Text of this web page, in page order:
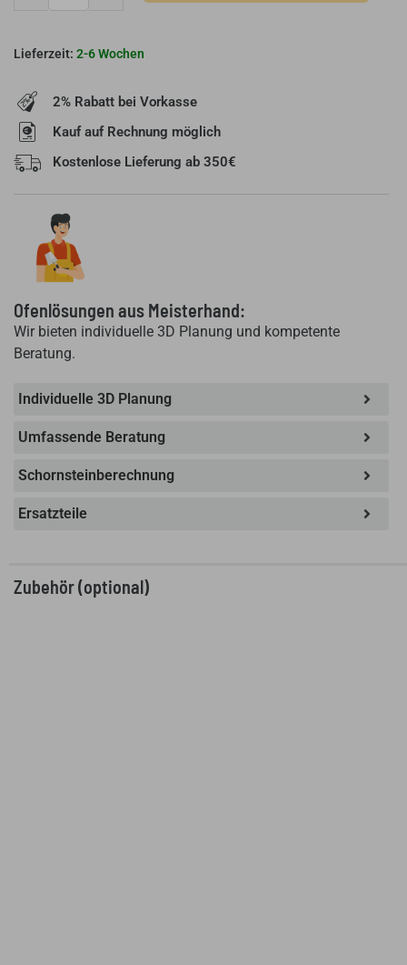
2-6 Wochen
2% Rabatt bei Vorkasse
Kauf auf Rechnung möglich
Kostenlose Lieferung ab 350€
Ofenlösungen aus Meisterhand:
Wir bieten individuelle 3D Planung und kompetente
Beratung.
Individuelle 3D Planung
Umfassende Beratung
Schornsteinberechnung
Ersatzteile
Zubehör (optional)